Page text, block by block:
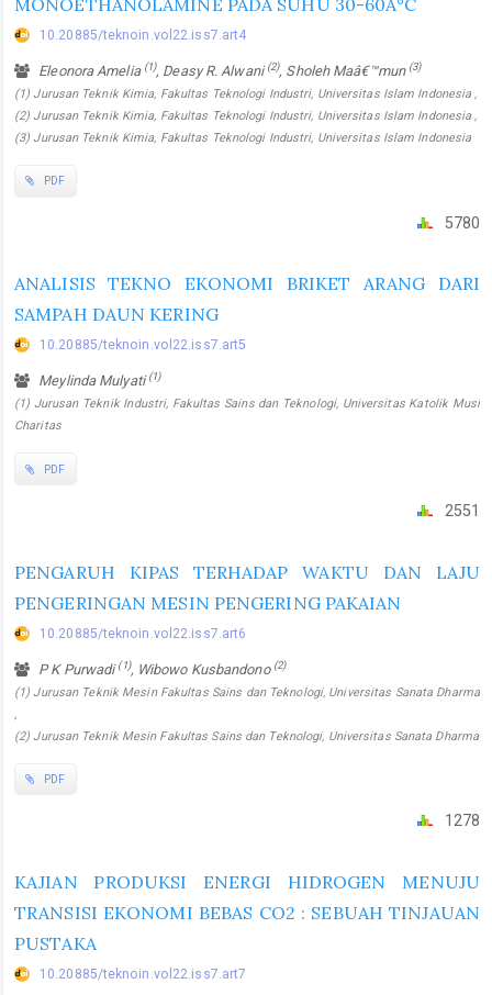
10.20885/teknoin.vol22.iss7.art4
Eleonora Amelia (1), Deasy R. Alwani(2), Sholeh Maâ€™mun (3)
(1) Jurusan Teknik Kimia, Fakultas Teknologi Industri, Universitas Islam Indonesia ,
(2) Jurusan Teknik Kimia, Fakultas Teknologi Industri, Universitas Islam Indonesia ,
(3) Jurusan Teknik Kimia, Fakultas Teknologi Industri, Universitas Islam Indonesia
PDF
5780
ANALISIS TEKNO EKONOMI BRIKET ARANG DARI
SAMPAH DAUN KERING
10.20885/teknoin.vol22.iss7.art5
Meylinda Mulyati(1)
(1) Jurusan Teknik Industri, Fakultas Sains dan Teknologi, Universitas Katolik Musi
Charitas
PDF
2551
PENGARUH KIPAS TERHADAP WAKTU DAN LAJU
PENGERINGAN MESIN PENGERING PAKAIAN
10.20885/teknoin.vol22.iss7.art6
P K Purwadi(1), Wibowo Kusbandono (2)
(1) Jurusan Teknik Mesin Fakultas Sains dan Teknologi, Universitas Sanata Dharma
,
(2) Jurusan Teknik Mesin Fakultas Sains dan Teknologi, Universitas Sanata Dharma
PDF
1278
KAJIAN PRODUKSI ENERGI HIDROGEN MENUJU
TRANSISI EKONOMI BEBAS CO2 : SEBUAH TINJAUAN
PUSTAKA
10.20885/teknoin.vol22.iss7.art7